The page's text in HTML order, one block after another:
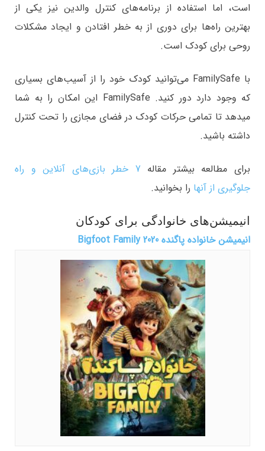
است، اما استفاده از برنامه‌های کنترل والدین نیز یکی از
بهترین راه‌ها برای دوری از به خطر افتادن و ایجاد مشکلات
روحی برای کودک است.
با FamilySafe می‌توانید کودک خود را از آسیب‌های بسیاری
که وجود دارد دور کنید. FamilySafe این امکان را به شما
میدهد تا تمامی حرکات کودک در فضای مجازی را تحت کنترل
داشته باشید.
برای مطالعه بیشتر مقاله
7 خطر بازی‌های آنلاین و راه
جلوگیری از آنها را بخوانید.
انیمیشن‌های خانوادگی برای کودکان
انیمیشن خانواده پاگنده Bigfoot Family 2020